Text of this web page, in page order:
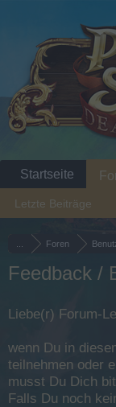
Foren
Feedback /
Liebe(r) Forum-
wenn Du in
teilnehmen oder
musst Du Dich
Falls Du noch
Startseite
Letzte Beiträge